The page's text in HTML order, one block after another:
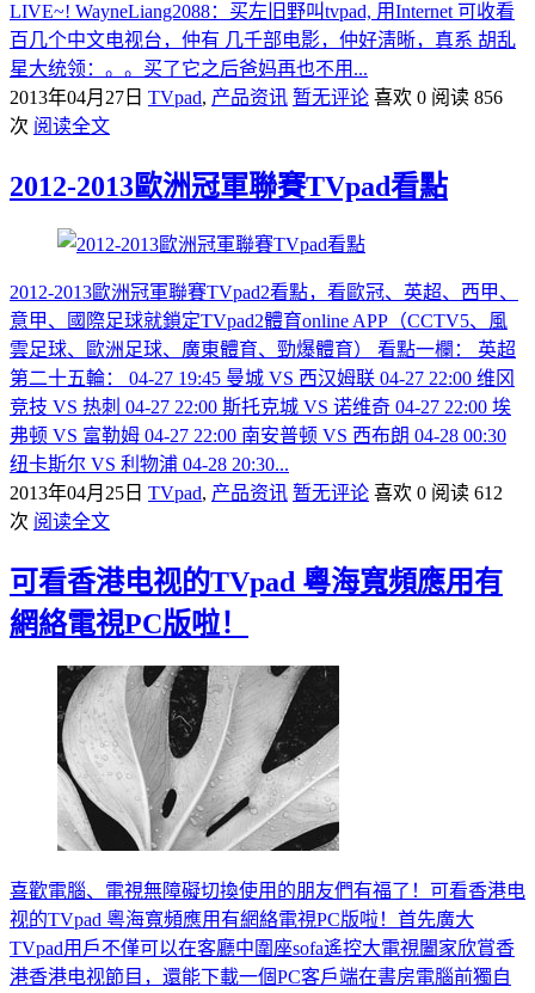
LIVE~! WayneLiang2088：买左旧野叫tvpad, 用Internet 可收看
百几个中文电视台，仲有 几千部电影，仲好淸晰，真系 胡乱
星大统领：。。买了它之后爸妈再也不用...
2013年04月27日 TVpad, 产品资讯 暂无评论 喜欢 0 阅读 856
次 阅读全文
2012-2013歐洲冠軍聯賽TVpad看點
2012-2013歐洲冠軍聯賽TVpad2看點，看歐冠、英超、西甲、
意甲、國際足球就鎖定TVpad2體育online APP（CCTV5、風
雲足球、歐洲足球、廣東體育、勁爆體育） 看點一欄： 英超
第二十五輪： 04-27 19:45 曼城 VS 西汉姆联 04-27 22:00 维冈
竞技 VS 热刺 04-27 22:00 斯托克城 VS 诺维奇 04-27 22:00 埃
弗顿 VS 富勒姆 04-27 22:00 南安普顿 VS 西布朗 04-28 00:30
纽卡斯尔 VS 利物浦 04-28 20:30...
2013年04月25日 TVpad, 产品资讯 暂无评论 喜欢 0 阅读 612
次 阅读全文
可看香港电视的TVpad 粵海寬頻應用有
網絡電視PC版啦！
喜歡電腦、電視無障礙切換使用的朋友們有福了！可看香港电
视的TVpad 粵海寬頻應用有網絡電視PC版啦！首先廣大
TVpad用戶不僅可以在客廳中圍座sofa遙控大電視闔家欣賞香
港香港电视節目，還能下載一個PC客戶端在書房電腦前獨自